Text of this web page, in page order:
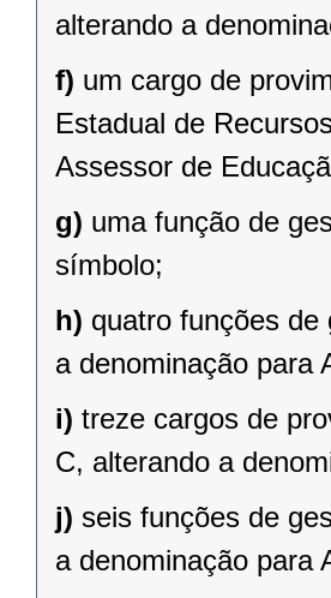
alterando a
f) um cargo de
Estadual de
Assessor de
g) uma função de
símbolo;
h) quatro funções
a denominação para
i) treze cargos de
C, alterando a
j) seis funções de
a denominação para